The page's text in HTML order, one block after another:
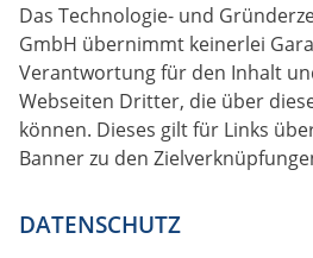
Das Technologie- und
GmbH übernimmt keinerlei
Verantwortung für den Inhalt
Webseiten Dritter, die über
können. Dieses gilt für Links
Banner zu den
DATENSCHUTZ